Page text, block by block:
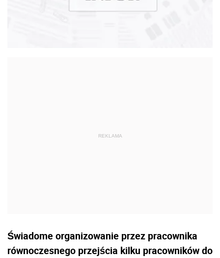
Świadome organizowanie przez pracownika
równoczesnego przejścia kilku pracowników do